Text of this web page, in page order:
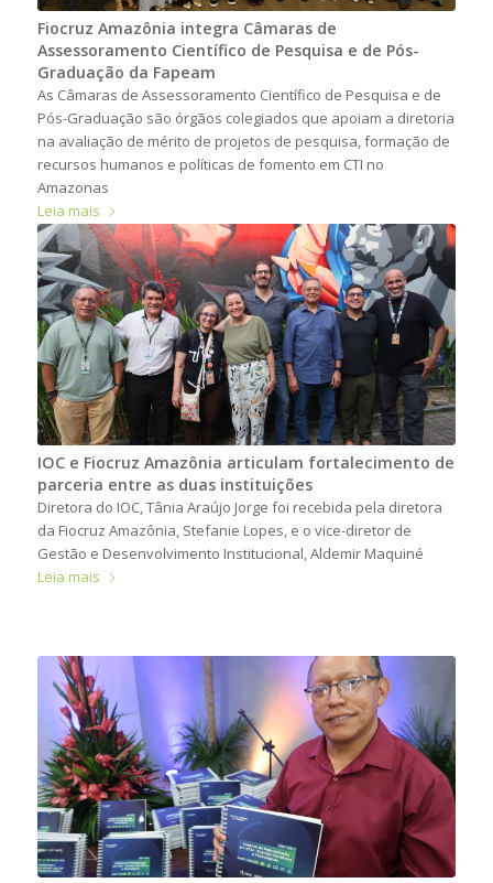
Fiocruz Amazônia integra Câmaras de
Assessoramento Científico de Pesquisa e de Pós-
Graduação da Fapeam
As Câmaras de Assessoramento Científico de Pesquisa e de
Pós-Graduação são órgãos colegiados que apoiam a diretoria
na avaliação de mérito de projetos de pesquisa, formação de
recursos humanos e políticas de fomento em CTI no
Amazonas
Leia mais
IOC e Fiocruz Amazônia articulam fortalecimento de
parceria entre as duas instituições
Diretora do IOC, Tânia Araújo Jorge foi recebida pela diretora
da Fiocruz Amazônia, Stefanie Lopes, e o vice-diretor de
Gestão e Desenvolvimento Institucional, Aldemir Maquiné
Leia mais